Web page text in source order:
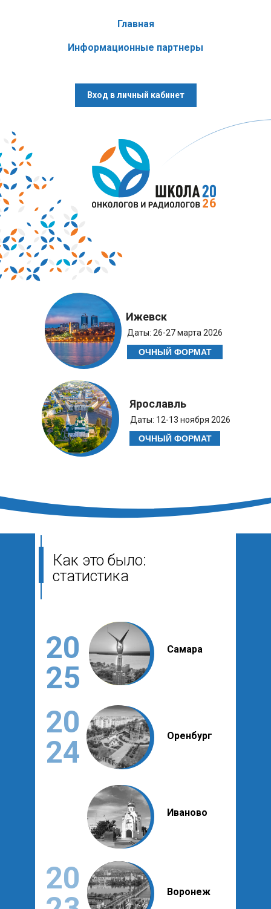
Главная
Информационные партнеры
Вход в личный кабинет
Ижевск
Ярославль
Даты: 26-27 марта 2026
Даты: 12-13 ноября 2026
Регистрация
ОЧНЫЙ ФОРМАТ
ОЧНЫЙ ФОРМАТ
online-выставка
6
Ключевые темы
Онкогинекология
Онкомаммология
Онкоурология
Опухоли головы и шеи
Меланома
Опухоли торакальной
локализации
Абдоминальная хирургия
Лучевая терапия в онкологии
Гематология
Колоректальная хирургия
Паллиативная помощь в
онкологии
Организация онкологической
онкологии
Как это было:
статистика
Оренбург
Иваново
20
24
Самара
20
25
Воронеж
20